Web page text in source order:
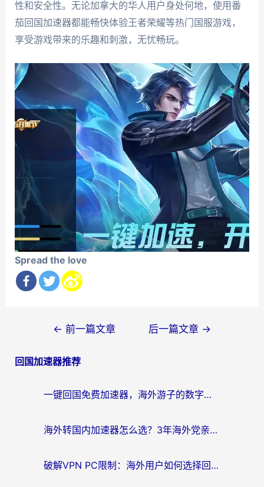
性和安全性。无论加拿大的华人用户身处何地，使用番
茄回国加速器都能畅快体验王者荣耀等热门国服游戏，
享受游戏带来的乐趣和刺激，无忧畅玩。
Spread the love
导
← 前一篇文章 后一篇文章 →
回国加速器推荐
一键回国免费加速器，海外游子的数字归乡路
海外转国内加速器怎么选？3年海外党亲测指南，无缝刷剧玩游戏不再难
破解VPN PC限制：海外用户如何选择回国加速器实现无缝访问国内资源